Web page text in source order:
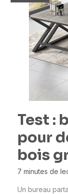
Test :
pour
bois
7 minutes de
Un bureau